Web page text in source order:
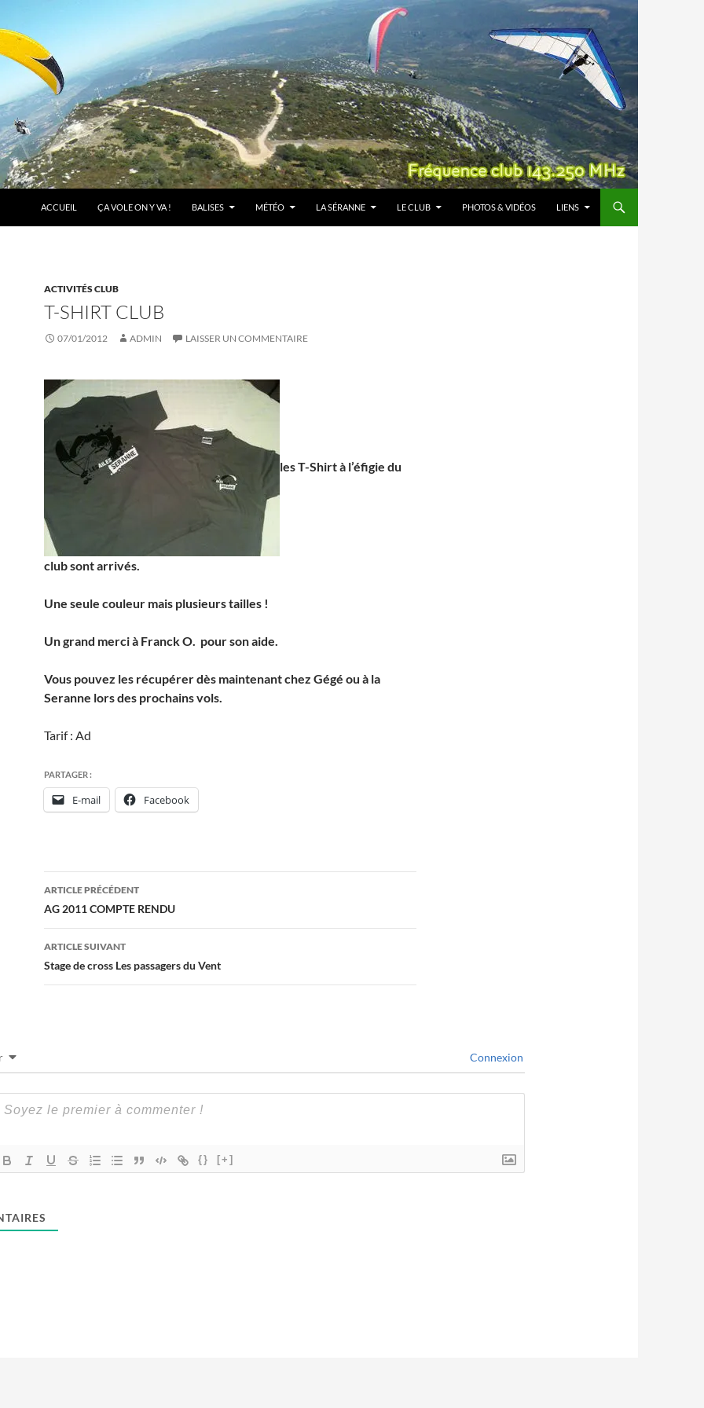
ACCUEIL ÇA VOLE ON Y VA ! BALISES MÉTÉO LA SÉRANNE LE CLUB PHOTOS & VIDÉOS LIENS
ACTIVITÉS CLUB
T-SHIRT CLUB
07/01/2012 ADMIN LAISSER UN COMMENTAIRE
les T-Shirt à l’éfigie du
club sont arrivés.
Une seule couleur mais plusieurs tailles !
Un grand merci à Franck O. pour son aide.
Vous pouvez les récupérer dès maintenant chez Gégé ou à la
Seranne lors des prochains vols.
Tarif : Ad
PARTAGER :
E-mail Facebook
Navigation
des
articles
ARTICLE PRÉCÉDENT
AG 2011 COMPTE RENDU
ARTICLE SUIVANT
Stage de cross Les passagers du Vent
Connexion
{} [+]